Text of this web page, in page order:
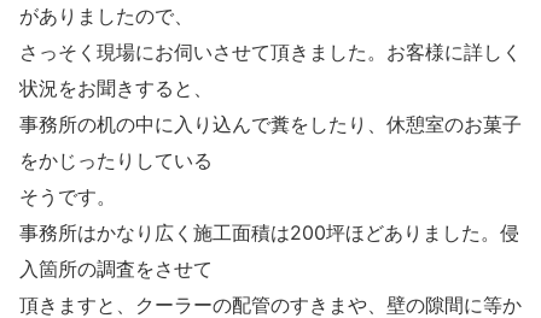
がありましたので、
さっそく現場にお伺いさせて頂きました。お客様に詳しく
状況をお聞きすると、
事務所の机の中に入り込んで糞をしたり、休憩室のお菓子
をかじったりしている
そうです。
事務所はかなり広く施工面積は200坪ほどありました。侵
入箇所の調査をさせて
頂きますと、クーラーの配管のすきまや、壁の隙間に等か